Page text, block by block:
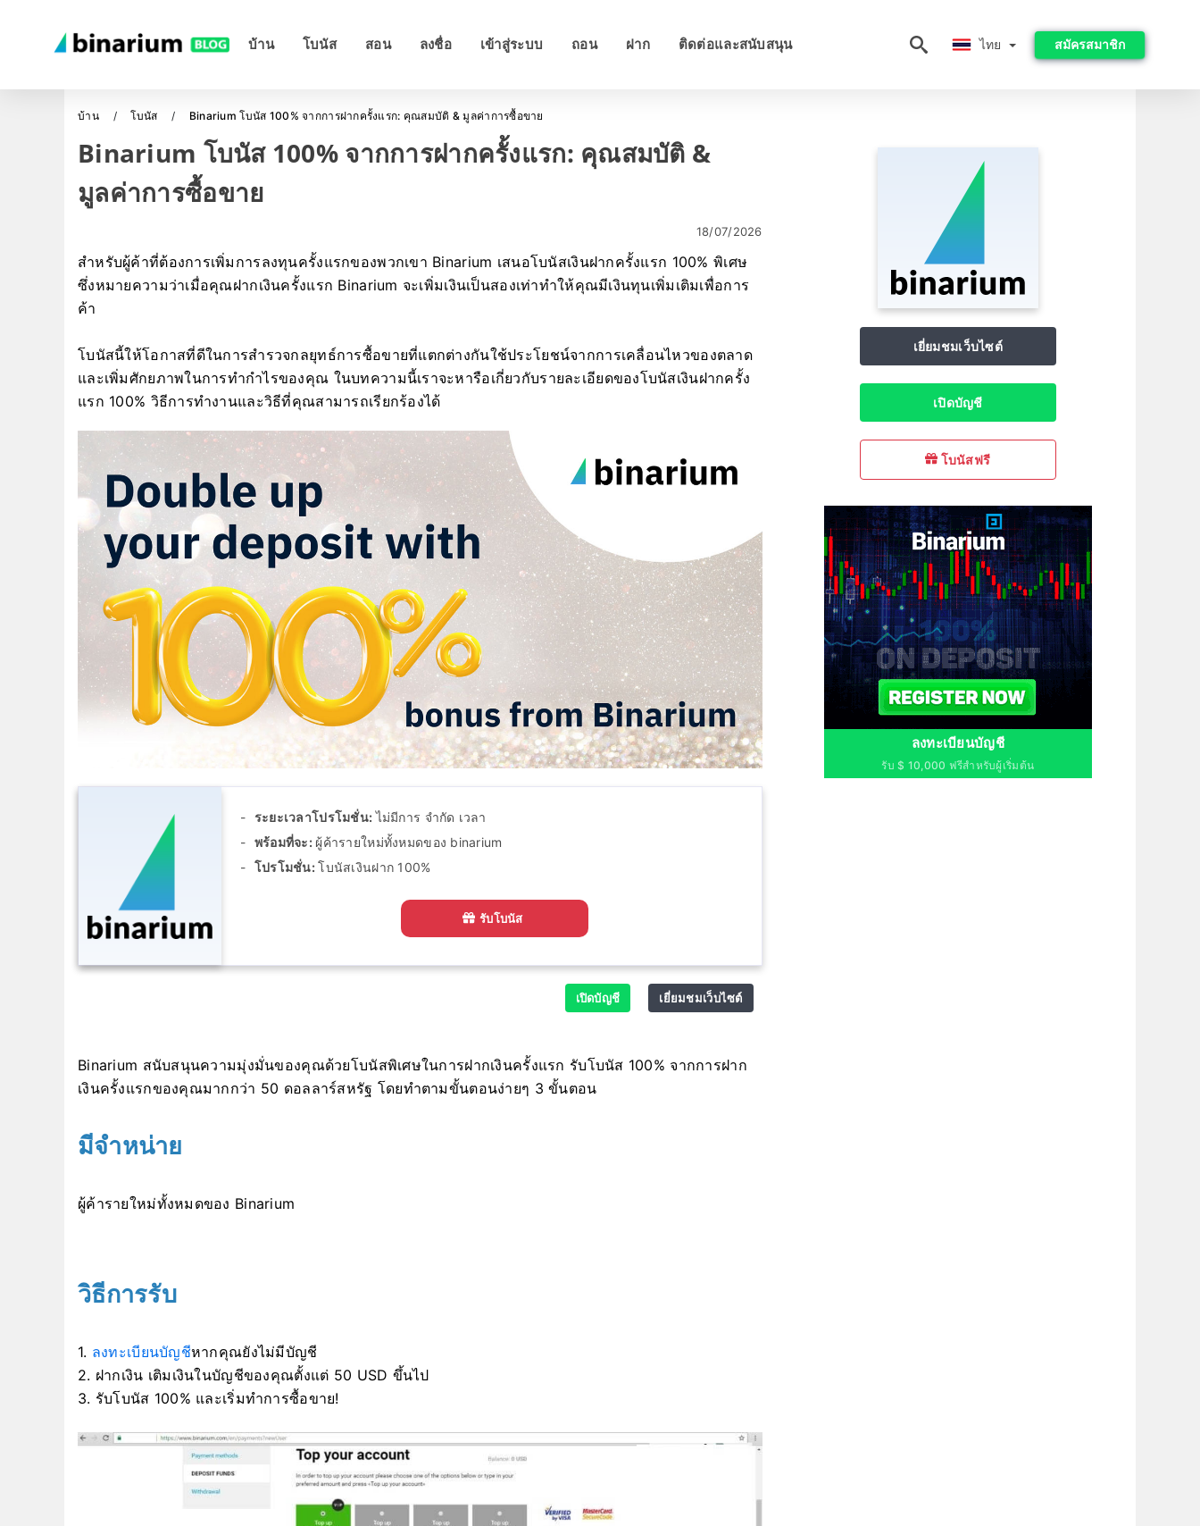
บ้าน โบนัส สอน ลงชื่อ เข้าสู่ระบบ ถอน ฝาก ติดต่อและสนับสนุน ไทย สมัครสมาชิก
บ้าน โบนัส Binarium โบนัส 100% จากการฝากครั้งแรก: คุณสมบัติ & มูลค่าการซื้อขาย
Binarium โบนัส 100% จากการฝากครั้งแรก: คุณสมบัติ &
มูลค่าการซื้อขาย
18/07/2026
สำหรับผู้ค้าที่ต้องการเพิ่มการลงทุนครั้งแรกของพวกเขา Binarium เสนอโบนัสเงินฝากครั้งแรก 100% พิเศษ
ซึ่งหมายความว่าเมื่อคุณฝากเงินครั้งแรก Binarium จะเพิ่มเงินเป็นสองเท่าทำให้คุณมีเงินทุนเพิ่มเติมเพื่อการ
ค้า
โบนัสนี้ให้โอกาสที่ดีในการสำรวจกลยุทธ์การซื้อขายที่แตกต่างกันใช้ประโยชน์จากการเคลื่อนไหวของตลาด
และเพิ่มศักยภาพในการทำกำไรของคุณ ในบทความนี้เราจะหารือเกี่ยวกับรายละเอียดของโบนัสเงินฝากครั้ง
แรก 100% วิธีการทำงานและวิธีที่คุณสามารถเรียกร้องได้
ระยะเวลาโปรโมชั่น:ไม่มีการ จำกัด เวลา
พร้อมที่จะ: ผู้ค้ารายใหม่ทั้งหมดของ binarium
โปรโมชั่น:โบนัสเงินฝาก 100%
รับโบนัส
เปิดบัญชี เยี่ยมชมเว็บไซต์
Binarium สนับสนุนความมุ่งมั่นของคุณด้วยโบนัสพิเศษในการฝากเงินครั้งแรก รับโบนัส 100% จากการฝาก
เงินครั้งแรกของคุณมากกว่า 50 ดอลลาร์สหรัฐ โดยทำตามขั้นตอนง่ายๆ 3 ขั้นตอน
มีจำหน่าย
ผู้ค้ารายใหม่ทั้งหมดของ Binarium
วิธีการรับ
1. ลงทะเบียนบัญชีหากคุณยังไม่มีบัญชี
2. ฝากเงิน เติมเงินในบัญชีของคุณตั้งแต่ 50 USD ขึ้นไป
3. รับโบนัส 100% และเริ่มทำการซื้อขาย!
เยี่ยมชมเว็บไซต์
เปิดบัญชี
โบนัสฟรี
ลงทะเบียนบัญชี
รับ $ 10,000 ฟรีสำหรับผู้เริ่มต้น